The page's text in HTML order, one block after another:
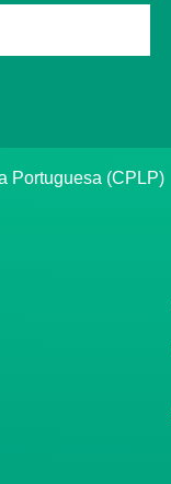
Portuguesa (CPLP)